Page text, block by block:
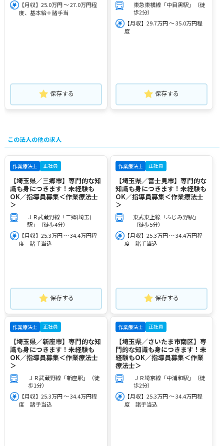
【月収】25.0万円 ～ 27.0万円程
度、基本給＋諸手当
保存する
東急東横線「中目黒駅」（徒
歩2分）
【月収】29.7万円 ～ 35.0万円程
度
保存する
この法人の他の求人
作業療法士 正社員
【埼玉県／三郷市】専門的な知
識も身につきます！未経験も
OK／指導員募集＜作業療法士
＞
ＪＲ武蔵野線「三郷(埼玉)
駅」（徒歩4分）
【月収】25.3万円 ～ 34.4万円程
度 諸手当込
保存する
作業療法士 正社員
【埼玉県／富士見市】専門的な
知識も身につきます！未経験も
OK／指導員募集＜作業療法士
＞
東武東上線「ふじみ野駅」
（徒歩5分）
【月収】25.3万円 ～ 34.4万円程
度 諸手当込
保存する
作業療法士 正社員
【埼玉県／新座市】専門的な知
識も身につきます！未経験も
OK／指導員募集＜作業療法士
＞
ＪＲ武蔵野線「新座駅」（徒
歩1分）
【月収】25.3万円 ～ 34.4万円程
度 諸手当込
作業療法士 正社員
【埼玉県／さいたま市南区】専
門的な知識も身につきます！未
経験もOK／指導員募集＜作業
療法士＞
ＪＲ埼京線「中浦和駅」（徒
歩2分）
【月収】25.3万円 ～ 34.4万円程
度 諸手当込